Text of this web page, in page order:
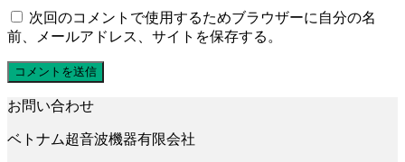
次回のコメントで使用するためブラウザーに自分の名
前、メールアドレス、サイトを保存する。
お問い合わせ
ベトナム超音波機器有限会社